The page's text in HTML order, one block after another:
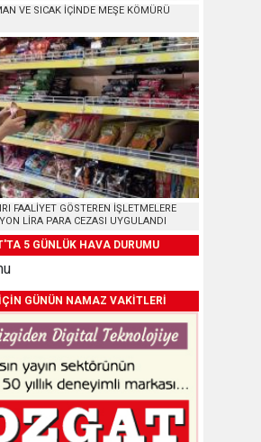
VE SICAK İÇİNDE MEŞE KÖMÜRÜ
FAALİYET GÖSTEREN İŞLETMELERE
LİRA PARA CEZASI UYGULANDI
5 GÜNLÜK HAVA DURUMU
GÜNÜN NAMAZ VAKİTLERİ